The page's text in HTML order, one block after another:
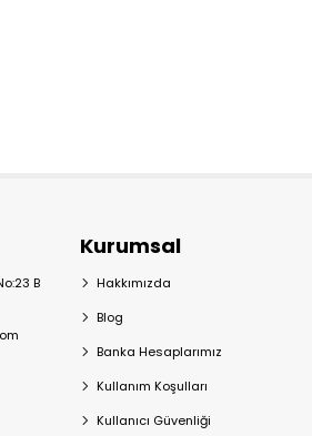
B
Kurumsal
Hakkımızda
Blog
Banka Hesaplarımız
Kullanım Koşulları
Kullanıcı Güvenliği